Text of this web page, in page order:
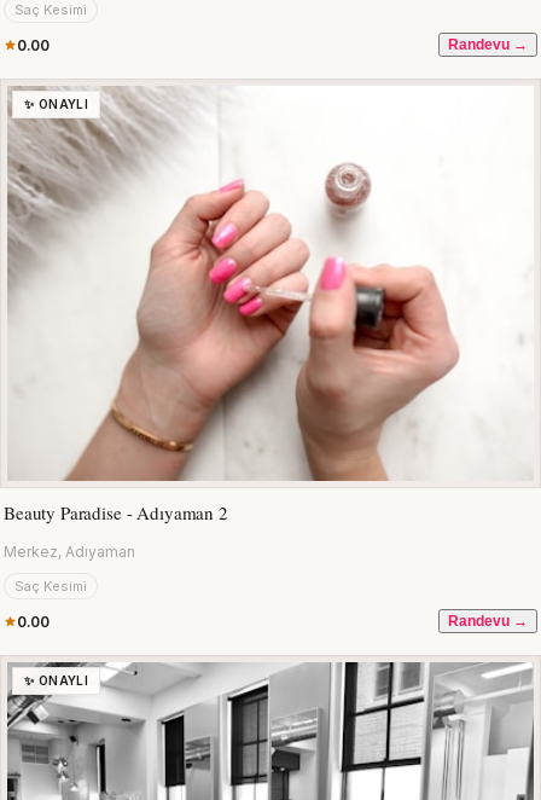
Saç Kesimi
0.00 Randevu →
✨ ONAYLI
Beauty Paradise - Adıyaman 2
Merkez, Adıyaman
Saç Kesimi
0.00 Randevu →
✨ ONAYLI